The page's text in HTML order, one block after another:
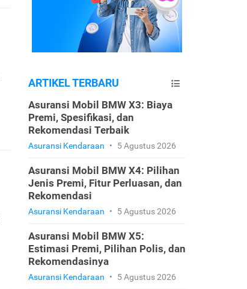
ARTIKEL TERBARU
Asuransi Mobil BMW X3: Biaya
Premi, Spesifikasi, dan
Rekomendasi Terbaik
Asuransi Kendaraan • 5 Agustus 2026
Asuransi Mobil BMW X4: Pilihan
Jenis Premi, Fitur Perluasan, dan
Rekomendasi
Asuransi Kendaraan • 5 Agustus 2026
Asuransi Mobil BMW X5:
Estimasi Premi, Pilihan Polis, dan
Rekomendasinya
Asuransi Kendaraan • 5 Agustus 2026